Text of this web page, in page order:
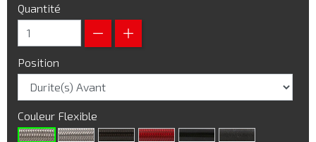
Quantité
Position
Couleur Flexible